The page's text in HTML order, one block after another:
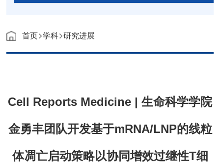
首页 学科 研究进展
Cell Reports Medicine | 生命科学学院
金勇丰团队开发基于mRNA/LNP的线粒
体凋亡启动策略以协同增效过继性T细